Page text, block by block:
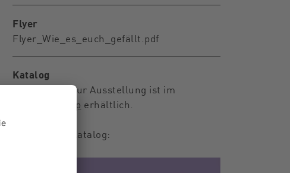
Flyer
Flyer_Wie_es_euch_gefällt.pdf
Katalog
Der Katalog zur Ausstellung ist im
Museumsshop erhältlich.
Blick in den Katalog: